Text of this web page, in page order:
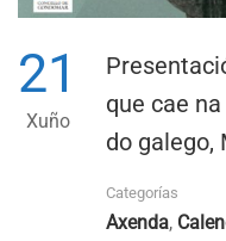
21
Xuño
que cae
do galego,
Categorías
Axenda,